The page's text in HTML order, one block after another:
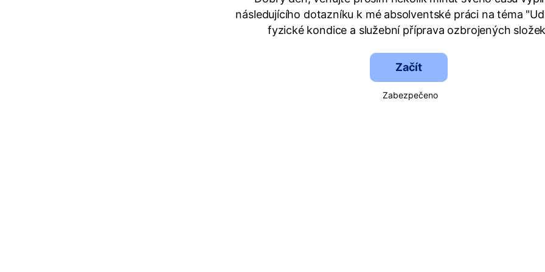
následujícího dotazníku k mé absolventské práci na téma
fyzické kondice a služební příprava ozbrojených
Začít
Zabezpečeno